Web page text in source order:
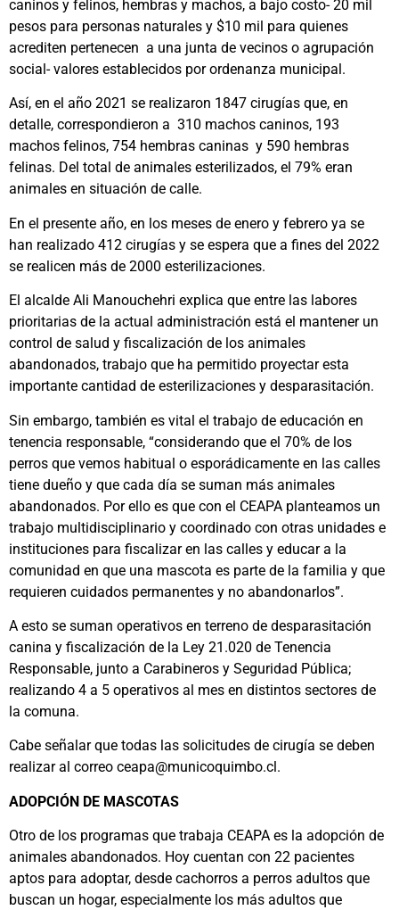
caninos y felinos, hembras y machos, a bajo costo- 20 mil
pesos para personas naturales y $10 mil para quienes
acrediten pertenecen a una junta de vecinos o agrupación
social- valores establecidos por ordenanza municipal.
Así, en el año 2021 se realizaron 1847 cirugías que, en
detalle, correspondieron a 310 machos caninos, 193
machos felinos, 754 hembras caninas y 590 hembras
felinas. Del total de animales esterilizados, el 79% eran
animales en situación de calle.
En el presente año, en los meses de enero y febrero ya se
han realizado 412 cirugías y se espera que a fines del 2022
se realicen más de 2000 esterilizaciones.
El alcalde Ali Manouchehri explica que entre las labores
prioritarias de la actual administración está el mantener un
control de salud y fiscalización de los animales
abandonados, trabajo que ha permitido proyectar esta
importante cantidad de esterilizaciones y desparasitación.
Sin embargo, también es vital el trabajo de educación en
tenencia responsable, “considerando que el 70% de los
perros que vemos habitual o esporádicamente en las calles
tiene dueño y que cada día se suman más animales
abandonados. Por ello es que con el CEAPA planteamos un
trabajo multidisciplinario y coordinado con otras unidades e
instituciones para fiscalizar en las calles y educar a la
comunidad en que una mascota es parte de la familia y que
requieren cuidados permanentes y no abandonarlos”.
A esto se suman operativos en terreno de desparasitación
canina y fiscalización de la Ley 21.020 de Tenencia
Responsable, junto a Carabineros y Seguridad Pública;
realizando 4 a 5 operativos al mes en distintos sectores de
la comuna.
Cabe señalar que todas las solicitudes de cirugía se deben
realizar al correo ceapa@municoquimbo.cl.
ADOPCIÓN DE MASCOTAS
Otro de los programas que trabaja CEAPA es la adopción de
animales abandonados. Hoy cuentan con 22 pacientes
aptos para adoptar, desde cachorros a perros adultos que
buscan un hogar, especialmente los más adultos que